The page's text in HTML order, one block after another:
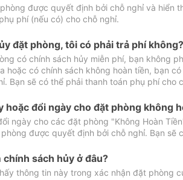
được quyết định bởi chỗ nghỉ và hiển
phí (nếu có) cho chỗ nghỉ.
đặt phòng, tôi có phải trả phí không?
có chính sách hủy miễn phí, bạn không
hoặc có chính sách không hoàn tiền, bạn
Bạn sẽ có thể phải thanh toán phụ phí cho
hoặc đổi ngày cho đặt phòng không
ngày cho các đặt phòng "Không Hoàn
được quyết định bởi chỗ nghỉ. Bạn sẽ
sách hủy ở đâu?
thông tin này trong xác nhận đặt phòng